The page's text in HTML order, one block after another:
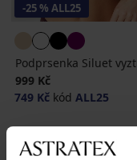
-25 % ALL25
Podprsenka Siluet
999 Kč
749 Kč kód ALL25